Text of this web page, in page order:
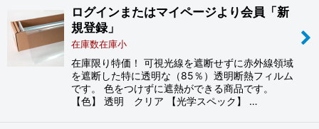
ログインまたはマイページより会員「新
規登録」
在庫数在庫小
在庫限り特価！ 可視光線を遮断せずに赤外線領域
を遮断した特に透明な（85％）透明断熱フィルム
です。 色をつけずに遮熱ができる商品です。
【色】 透明 クリア 【光学スペック】 …